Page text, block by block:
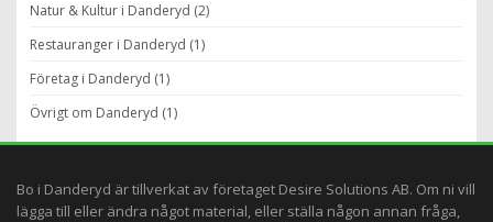
Natur & Kultur i Danderyd (2)
Restauranger i Danderyd (1)
Företag i Danderyd (1)
Övrigt om Danderyd (1)
Bo i Danderyd är tillverkat av företaget Desire Solutions AB. Om ni vill
lägga till eller ändra något material, eller ställa någon annan fråga,